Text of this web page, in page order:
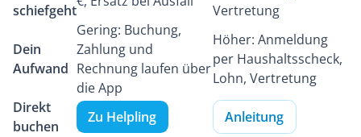
schiefgeht
Vertretung
Dein
Aufwand
Gering: Buchung,
Zahlung und
Rechnung laufen über
die App
Höher: Anmeldung
per Haushaltsscheck,
Lohn, Vertretung
Direkt
buchen
Zu Helpling Anleitung